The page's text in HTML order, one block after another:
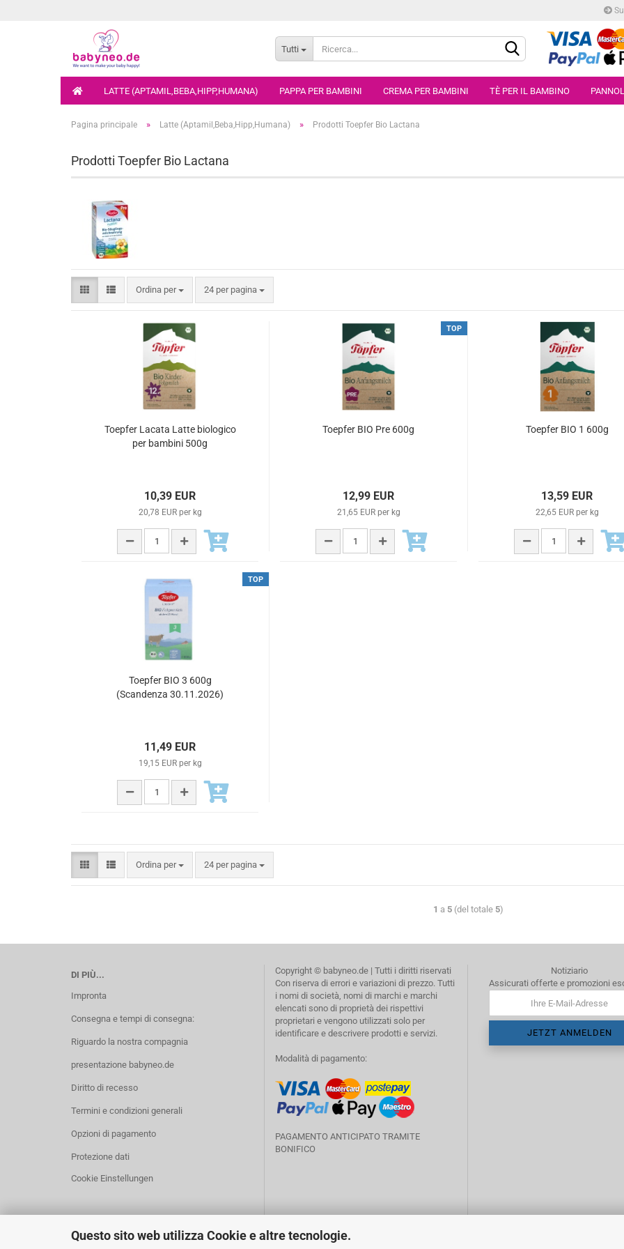
Questo sito web utilizza Cookie e altre tecnologie.
Tutti
LATTE (APTAMIL,BEBA,HIPP,HUMANA) PAPPA PER BAMBINI CREMA PER BAMBINI TÈ PER IL BAMBINO
Pagina principale » Latte (Aptamil,Beba,Hipp,Humana) » Prodotti Toepfer Bio Lactana
Prodotti Toepfer Bio Lactana
Ordina per 24 per pagina
Toepfer Lacata Latte biologico
per bambini 500g
10,39 EUR
20,78 EUR per kg
TOP
Toepfer BIO Pre 600g
12,99 EUR
21,65 EUR per kg
Toepfer BIO 1 600g
13,59 EUR
22,65 EUR per kg
TOP
Toepfer BIO 3 600g
(Scandenza 30.11.2026)
11,49 EUR
19,15 EUR per kg
Ordina per 24 per pagina
1 a 5(del totale 5)
DI PIÙ...
Impronta
Consegna e tempi di consegna:
Riguardo la nostra compagnia
presentazione babyneo.de
Diritto di recesso
Termini e condizioni generali
Opzioni di pagamento
Protezione dati
Cookie Einstellungen
Copyright © babyneo.de | Tutti i diritti riservati
Con riserva di errori e variazioni di prezzo. Tutti
i nomi di società, nomi di marchi e marchi
elencati sono di proprietà dei rispettivi
proprietari e vengono utilizzati solo per
identificare e descrivere prodotti e servizi.
Modalità di pagamento:
PAGAMENTO ANTICIPATO TRAMITE
BONIFICO
Notiziario
Assicurati offerte e promozioni